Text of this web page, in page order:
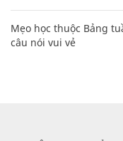
Mẹo học thuộc Bảng
câu nói vui vẻ